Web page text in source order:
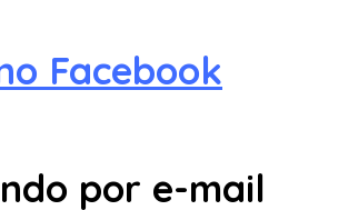
Facebook
por e-mail